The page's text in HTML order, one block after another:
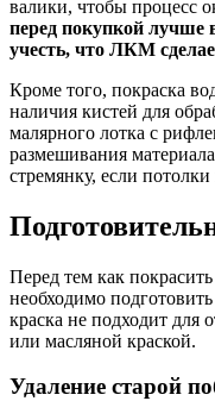
валики, чтобы процесс
перед покупкой лучше
учесть, что ЛКМ
Кроме того, покраска
наличия кистей для
малярного лотка с
размешивания
стремянку, если
Перед тем как
необходимо
краска не подходит для
или масляной краской.
Удаление старой